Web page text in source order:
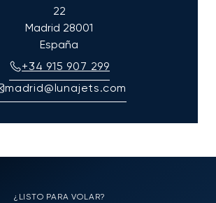
22
Madrid 28001
España
+34 915 907 299
madrid@lunajets.com
¿LISTO PARA VOLAR?